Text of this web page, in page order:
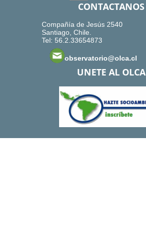
CONTACTANOS
Compañía de Jesús 2540
Santiago, Chile.
Tel: 56.2.33654873
observatorio@olca.cl
UNETE AL OLCA